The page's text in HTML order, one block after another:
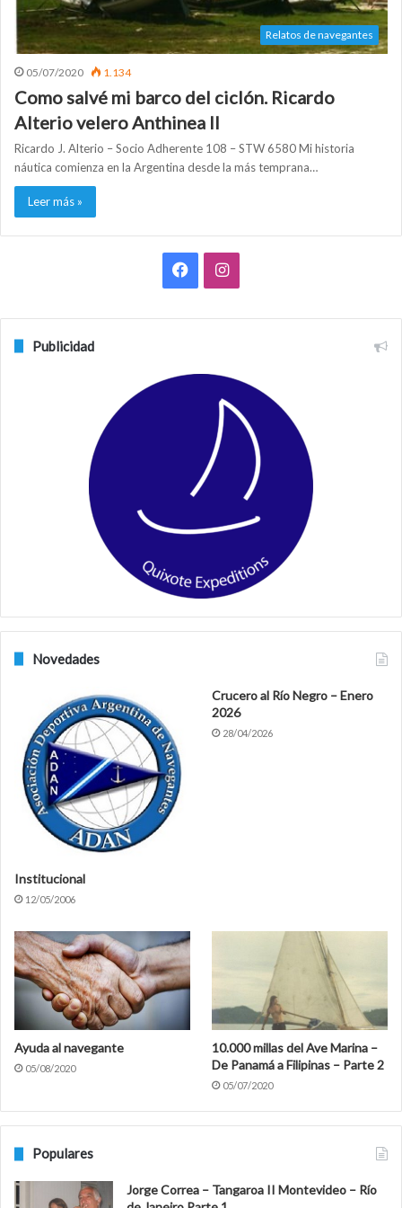
Relatos de navegantes
05/07/2020 1.134
Como salvé mi barco del ciclón. Ricardo
Alterio velero Anthinea II
Ricardo J. Alterio – Socio Adherente 108 – STW 6580 Mi historia
náutica comienza en la Argentina desde la más temprana…
Leer más »
e
o
I
t
a
a
Publicidad
Novedades
Institucional
12/05/2006
Crucero al Río Negro – Enero
2026
28/04/2026
Ayuda al navegante
05/08/2020
10.000 millas del Ave Marina –
De Panamá a Filipinas – Parte 2
05/07/2020
Populares
Jorge Correa – Tangaroa II Montevideo – Río